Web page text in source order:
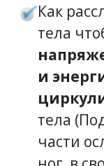
Как
тела
и
тела
части